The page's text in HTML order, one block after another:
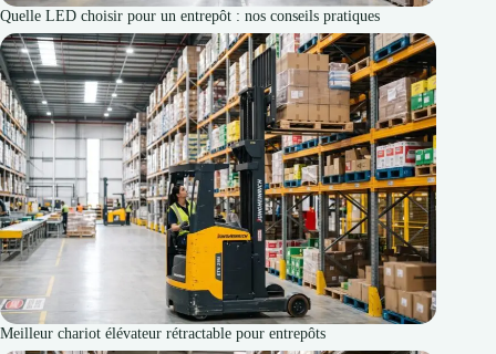
Quelle LED choisir pour un entrepôt : nos conseils pratiques
Meilleur chariot élévateur rétractable pour entrepôts